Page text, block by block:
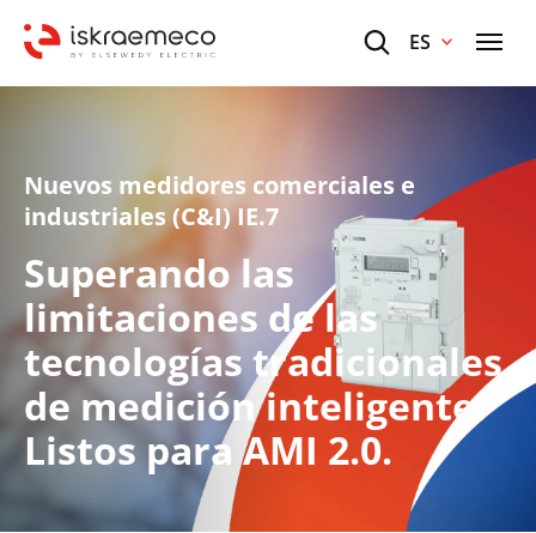
ES
Nuevos medidores comerciales e
industriales (C&I) IE.7
Superando las
limitaciones de las
tecnologías tradicionales
de medición inteligente.
Listos para AMI 2.0.